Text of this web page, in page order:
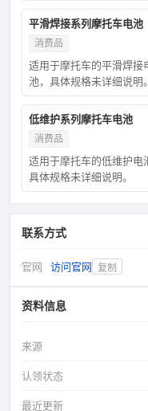
平滑焊接系列摩托车电池
消费品
适用于摩托车的平滑焊接
池，具体规格未详细说明。
低维护系列摩托车电池
消费品
适用于摩托车的低维护电
具体规格未详细说明。
联系方式
官网 访问官网 复制
资料信息
来源
认领状态
最近更新